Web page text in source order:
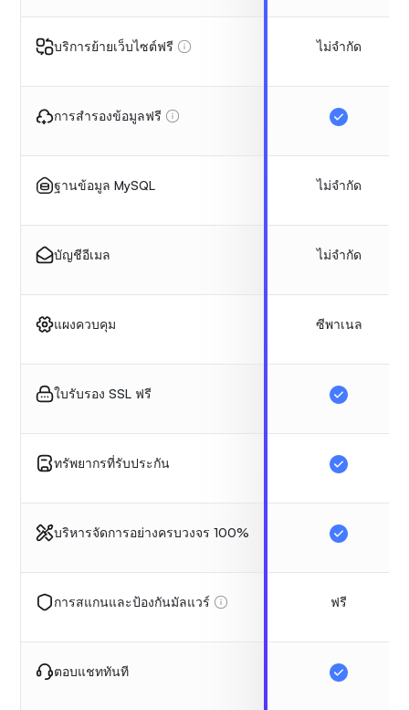
บริการย้ายเว็บไซต์ฟรี
การสำรองข้อมูลฟรี
ฐานข้อมูล MySQL
บัญชีอีเมล
แผงควบคุม
ใบรับรอง SSL ฟรี
ทรัพยากรที่รับประกัน
บริหารจัดการอย่างครบวงจร 100%
การสแกนและป้องกันมัลแวร์
ตอบแชททันที
ไม่จำกัด
ไม่จำกัด
ไม่จำกัด
ซีพาเนล
ฟรี